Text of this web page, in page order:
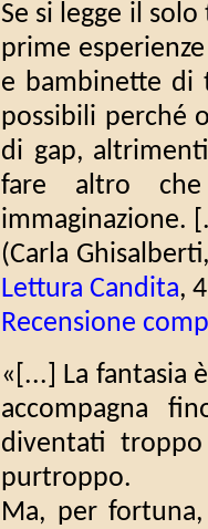
Se si legge il
prime
e bambinette di
possibili perché
di gap,
fare altro
immaginazione.
(Carla
Lettura Candita,
Recensione
«[...] La fantasia
accompagna
diventati
purtroppo.
Ma, per